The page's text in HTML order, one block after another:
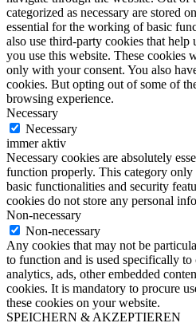
categorized as necessary are stored
essential for the working of basic
also use third-party cookies that help
you use this website. These cookies
only with your consent. You also
cookies. But opting out of some of
browsing experience.
Necessary
Necessary
immer aktiv
Necessary cookies are absolutely
function properly. This category only
basic functionalities and security
cookies do not store any personal
Non-necessary
Non-necessary
Any cookies that may not be
to function and is used specifically to
analytics, ads, other embedded
cookies. It is mandatory to procure
these cookies on your website.
SPEICHERN & AKZEPTIEREN